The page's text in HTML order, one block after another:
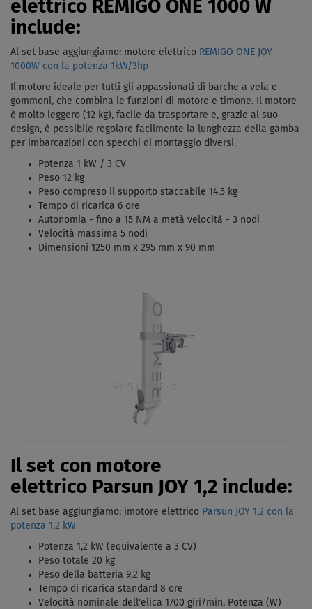
elettrico REMIGO ONE 1000 W
include:
Al set base aggiungiamo: motore elettrico REMIGO ONE JOY
1000W con la potenza 1kW/3hp
Il motore ideale per tutti gli appassionati di barche a vela e
gommoni, che combina le funzioni di motore e timone. Il motore
è molto leggero (12 kg), facile da trasportare e, grazie al suo
design, è possibile regolare facilmente la lunghezza della gamba
per imbarcazioni con specchi di montaggio diversi.
Potenza 1 kW / 3 CV
Peso 12 kg
Peso compreso il supporto staccabile 14,5 kg
Tempo di ricarica 6 ore
Autonomia - fino a 15 NM a metà velocità - 3 nodi
Velocità massima 5 nodi
Dimensioni 1250 mm x 295 mm x 90 mm
Il set con motore
elettrico Parsun JOY 1,2 include:
Al set base aggiungiamo: imotore elettrico Parsun JOY 1,2 con la
potenza 1,2 kW
Potenza 1,2 kW (equivalente a 3 CV)
Peso totale 20 kg
Peso della batteria 9,2 kg
Tempo di ricarica standard 8 ore
Velocità nominale dell'elica 1700 giri/min, Potenza (W)